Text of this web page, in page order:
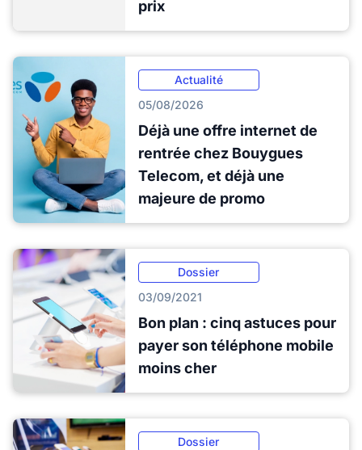
prix
Actualité
05/08/2026
Déjà une offre internet de
rentrée chez Bouygues
Telecom, et déjà une
majeure de promo
Dossier
03/09/2021
Bon plan : cinq astuces pour
payer son téléphone mobile
moins cher
Dossier